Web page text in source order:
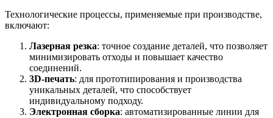
Технологические процессы, применяемые при производстве,
включают:
Лазерная резка: точное создание деталей, что позволяет
минимизировать отходы и повышает качество
соединений.
3D-печать: для прототипирования и производства
уникальных деталей, что способствует
индивидуальному подходу.
Электронная сборка: автоматизированные линии для